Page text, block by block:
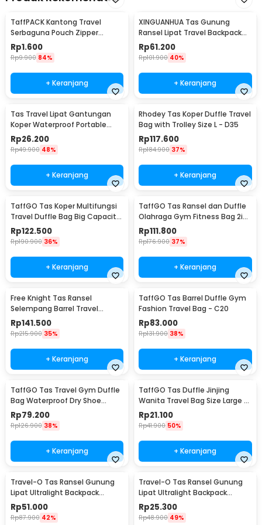
TaffPACK Kantong Travel
Serbaguna Pouch Zipper
Organizer 1 PCS - CC-003
Rp1.600
Rp9.900 84%
+ Keranjang
XINGUANHUA Tas Gunung
Ransel Lipat Travel Backpack
Waterproof 17L - GC17
Rp61.200
Rp101.900 40%
+ Keranjang
Tas Travel Lipat Gantungan
Koper Waterproof Portable
Folding Bag 32L - SW1014
Rp26.200
Rp49.900 48%
+ Keranjang
Rhodey Tas Koper Duffle Travel
Bag with Trolley Size L - D35
Rp117.600
Rp184.900 37%
+ Keranjang
TaffGO Tas Koper Multifungsi
Travel Duffle Bag Big Capacity
3 Concept Eyes - D30
Rp122.500
Rp190.900 36%
+ Keranjang
TaffGO Tas Ransel dan Duffle
Olahraga Gym Fitness Bag 2in1
Polyester - T90
Rp111.800
Rp176.900 37%
+ Keranjang
Free Knight Tas Ransel
Selempang Barrel Travel
Mountaineering Canvas -
CC05
Rp141.500
Rp215.900 35%
+ Keranjang
TaffGO Tas Barrel Duffle Gym
Fashion Travel Bag - C20
Rp83.000
Rp131.900 38%
+ Keranjang
TaffGO Tas Travel Gym Duffle
Bag Waterproof Dry Shoe
Compartment - C42
Rp79.200
Rp126.900 38%
+ Keranjang
TaffGO Tas Duffle Jinjing
Wanita Travel Bag Size Large -
X78
Rp21.100
Rp41.900 50%
+ Keranjang
Travel-O Tas Ransel Gunung
Lipat Ultralight Backpack
Waterproof - LC19
Rp51.000
Rp87.900 42%
Travel-O Tas Ransel Gunung
Lipat Ultralight Backpack
Waterproof - LC21
Rp25.300
Rp48.900 49%